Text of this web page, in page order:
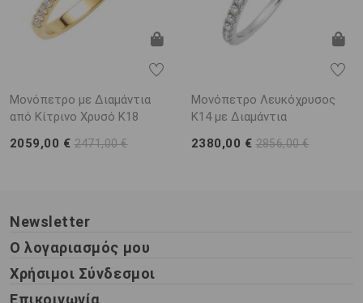
Μονόπετρο με Διαμάντια
από Κίτρινο Χρυσό K18
2059,00 € 2471,00 €
Μονόπετρο Λευκόχρυσος
K14 με Διαμάντια
2380,00 € 2856,00 €
Newsletter
Ο λογαριασμός μου
Χρήσιμοι Σύνδεσμοι
Επικοινωνία